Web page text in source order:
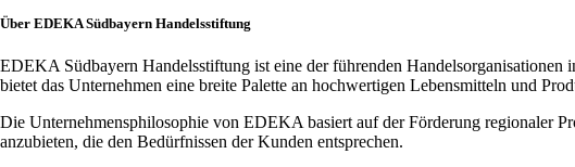
Über EDEKA Südbayern Handelsstiftung
EDEKA Südbayern Handelsstiftung ist eine der führenden
bietet das Unternehmen eine breite Palette an hochwertigen Lebensmitteln und
Die Unternehmensphilosophie von EDEKA basiert auf der Förderung regionaler
anzubieten, die den Bedürfnissen der Kunden entsprechen.